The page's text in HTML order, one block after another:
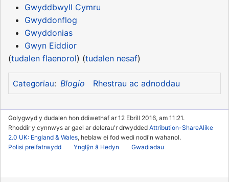
Gwyddbwyll Cymru
Gwyddonflog
Gwyddonias
Gwyn Eiddior
(tudalen flaenorol) (tudalen nesaf)
Categorïau: Blogio Rhestrau ac adnoddau
Golygwyd y dudalen hon ddiwethaf ar 12 Ebrill 2016, am 11:21.
Rhoddir y cynnwys ar gael ar delerau'r drwydded Attribution-ShareAlike
2.0 UK: England & Wales, heblaw ei fod wedi nodi'n wahanol.
Polisi preifatrwydd
Ynglŷn â Hedyn Gwadiadau